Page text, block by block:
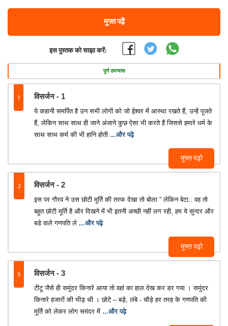
मुफ्त पढ़ें
इस पुस्तक को साझा करें:
पूर्ण उपन्यास
1 विसर्जन - 1
मुफ्त पढ़ो
ये कहानी समर्पित है उन सभी लोगों को जो ईश्वर में आस्था रखते हैं, उन्हें पूजते
हैं, लेकिन साथ साथ ही जाने अंजाने कुछ ऐसा भी करते हैं जिससे हमारे धर्म के
साथ साथ कर्म की भी हानि होती ...और पढ़े
2 विसर्जन - 2
मुफ्त पढ़ो
इस पर गौरव ने उस छोटी मूर्ति की तरफ देखा तो बोला “ लेकिन बेटा.. वह तो
बहुत छोटी मूर्ति है और दिखने में भी इतनी अच्छी नहीं लग रही, हम ये सुन्दर और
बडे वाले गणपति ले ...और पढ़े
3 विसर्जन - 3
टीटू जैसे ही समुंदर किनारे आया तो वहां का हाल देख कर डर गया । समुंदर
किनारे हजारों की भीड़ थी । छोटे – बड़े, लंबे - चौड़े हर तरह के गणपति की
मूर्ति को लेकर लोग समंदर में ...और पढ़े